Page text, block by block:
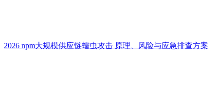
2026 npm大规模供应链蠕虫攻击 原理、风险与应急排查方案